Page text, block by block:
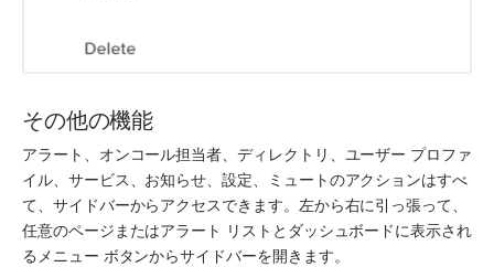
その他の機能
アラート、オンコール担当者、ディレクトリ、ユーザー プロファ
イル、サービス、お知らせ、設定、ミュートのアクションはすべ
て、サイドバーからアクセスできます。左から右に引っ張って、
任意のページまたはアラート リストとダッシュボードに表示され
るメニュー ボタンからサイドバーを開きます。